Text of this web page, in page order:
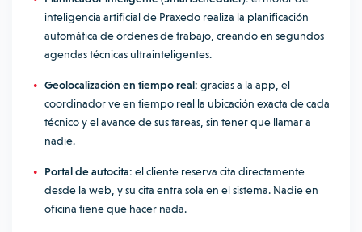
inteligencia artificial de Praxedo realiza la planificación
automática de órdenes de trabajo, creando en segundos
agendas técnicas ultrainteligentes.
Geolocalización en tiempo real: gracias a la app, el
coordinador ve en tiempo real la ubicación exacta de cada
técnico y el avance de sus tareas, sin tener que llamar a
nadie.
Portal de autocita: el cliente reserva cita directamente
desde la web, y su cita entra sola en el sistema. Nadie en
oficina tiene que hacer nada.